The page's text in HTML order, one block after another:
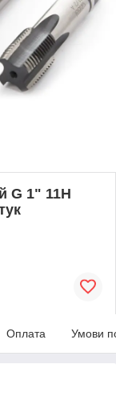
G 1" 11Н
Оплата Умови